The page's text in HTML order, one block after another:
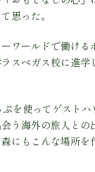
思った。
ワールドで働け
スベガス校に進学
を使ってゲストハ
う海外の旅人との
にもこんな場所を